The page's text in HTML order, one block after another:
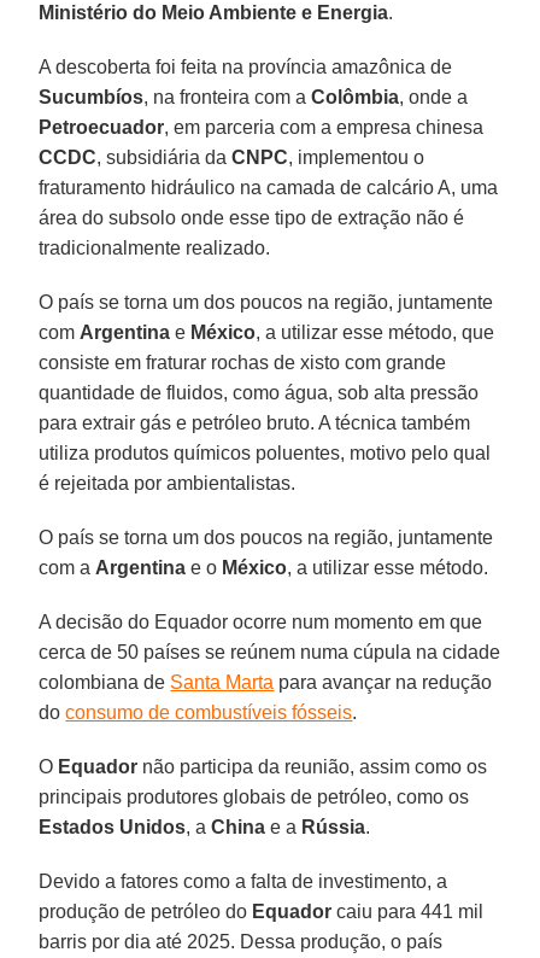
Ministério do Meio Ambiente e Energia.
A descoberta foi feita na província amazônica de
Sucumbíos, na fronteira com aColômbia, onde a
Petroecuador, em parceria com a empresa chinesa
CCDC, subsidiária daCNPC, implementou o
fraturamento hidráulico na camada de calcário A, uma
área do subsolo onde esse tipo de extração não é
tradicionalmente realizado.
O país se torna um dos poucos na região, juntamente
com Argentina e México, a utilizar esse método, que
consiste em fraturar rochas de xisto com grande
quantidade de fluidos, como água, sob alta pressão
para extrair gás e petróleo bruto. A técnica também
utiliza produtos químicos poluentes, motivo pelo qual
é rejeitada por ambientalistas.
O país se torna um dos poucos na região, juntamente
com a Argentina e o México, a utilizar esse método.
A decisão do Equador ocorre num momento em que
cerca de 50 países se reúnem numa cúpula na cidade
colombiana de Santa Marta para avançar na redução
doconsumo de combustíveis fósseis.
O Equador não participa da reunião, assim como os
principais produtores globais de petróleo, como os
Estados Unidos, aChina e a Rússia.
Devido a fatores como a falta de investimento, a
produção de petróleo do Equador caiu para 441 mil
barris por dia até 2025. Dessa produção, o país